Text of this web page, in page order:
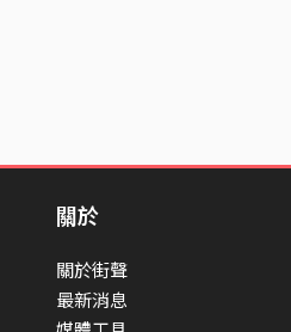
關於
關於街聲
最新消息